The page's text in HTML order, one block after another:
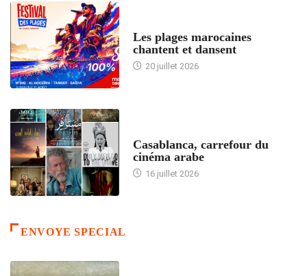
Les plages marocaines
chantent et dansent
20 juillet 2026
Casablanca, carrefour du
cinéma arabe
16 juillet 2026
ENVOYE SPECIAL